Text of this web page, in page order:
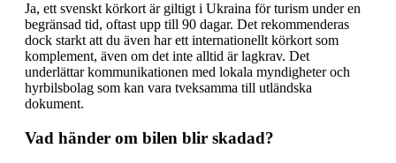
Ja, ett svenskt körkort är giltigt i Ukraina för turism under en
begränsad tid, oftast upp till 90 dagar. Det rekommenderas
dock starkt att du även har ett internationellt körkort som
komplement, även om det inte alltid är lagkrav. Det
underlättar kommunikationen med lokala myndigheter och
hyrbilsbolag som kan vara tveksamma till utländska
dokument.
Vad händer om bilen blir skadad?